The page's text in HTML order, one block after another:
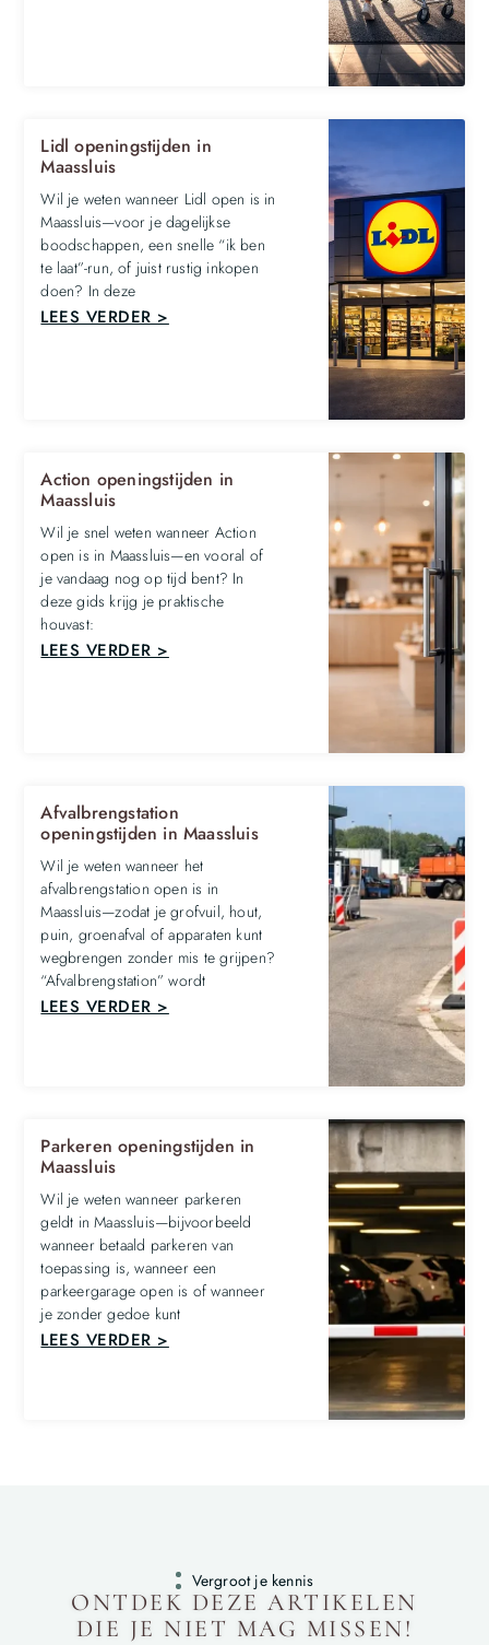
Lidl openingstijden in
Maassluis
Wil je weten wanneer Lidl open is in
Maassluis—voor je dagelijkse
boodschappen, een snelle “ik ben
te laat”-run, of juist rustig inkopen
doen? In deze
LEES VERDER >
Action openingstijden in
Maassluis
Wil je snel weten wanneer Action
open is in Maassluis—en vooral of
je vandaag nog op tijd bent? In
deze gids krijg je praktische
houvast:
LEES VERDER >
Afvalbrengstation
openingstijden in Maassluis
Wil je weten wanneer het
afvalbrengstation open is in
Maassluis—zodat je grofvuil, hout,
puin, groenafval of apparaten kunt
wegbrengen zonder mis te grijpen?
“Afvalbrengstation” wordt
LEES VERDER >
Parkeren openingstijden in
Maassluis
Wil je weten wanneer parkeren
geldt in Maassluis—bijvoorbeeld
wanneer betaald parkeren van
toepassing is, wanneer een
parkeergarage open is of wanneer
je zonder gedoe kunt
LEES VERDER >
Vergroot je kennis
ONTDEK DEZE ARTIKELEN
DIE JE NIET MAG MISSEN!